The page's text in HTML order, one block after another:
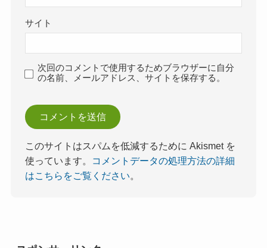
サイト
次回のコメントで使用するためブラウザーに自分
の名前、メールアドレス、サイトを保存する。
このサイトはスパムを低減するために Akismet を
使っています。
コメントデータの処理方法の詳細
はこちらをご覧ください。